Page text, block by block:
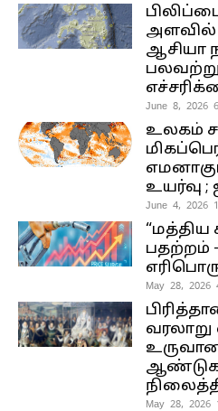
அளவில்
ஆசியா
June 8, 2026
உலகம்
உயர்வு ;
June 4, 2026
“மத்திய
பதற்றம்
May 28, 2026
May 28, 2026